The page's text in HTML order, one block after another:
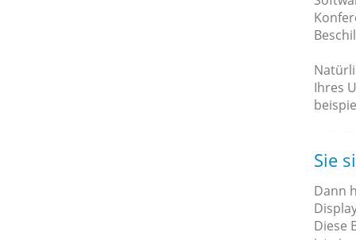
Ihres
Sie
Dann
Diese